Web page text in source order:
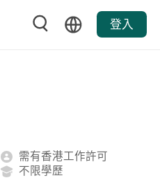
登入
需有香港工作許可
不限學歷